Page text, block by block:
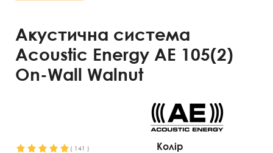
Акустична система
Acoustic Energy AE 105(2)
On-Wall Walnut
( 141 ) Колір